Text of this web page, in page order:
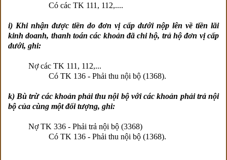
Có các TK 111, 112,....
i) Khi nhận được tiền do đơn vị cấp dưới nộp lên về tiền lãi
kinh doanh, thanh toán các khoản đã chi hộ, trả hộ đơn vị cấp
dưới, ghi:
Nợ các TK 111, 112,...
Có TK 136 - Phải thu nội bộ (1368).
k) Bù trừ các khoản phải thu nội bộ với các khoản phải trả nội
bộ của cùng một đối tượng, ghi:
Nợ TK 336 - Phải trả nội bộ (3368)
Có TK 136 - Phải thu nội bộ (1368).